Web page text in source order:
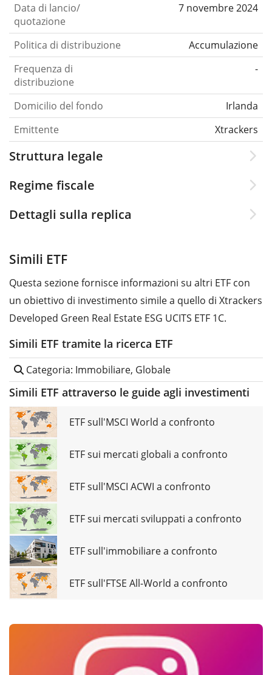
Data di lancio/
quotazione
7 novembre 2024
Politica di distribuzione
Accumulazione
Frequenza di
distribuzione
-
Domicilio del fondo
Irlanda
Emittente
Xtrackers
Struttura legale
Regime fiscale
Dettagli sulla replica
Simili ETF
Questa sezione fornisce informazioni su altri ETF con
un obiettivo di investimento simile a quello di Xtrackers
Developed Green Real Estate ESG UCITS ETF 1C.
Simili ETF tramite la ricerca ETF
Categoria: Immobiliare, Globale
Simili ETF attraverso le guide agli investimenti
ETF sull'MSCI World a confronto
ETF sui mercati globali a confronto
ETF sull'MSCI ACWI a confronto
ETF sui mercati sviluppati a confronto
ETF sull'immobiliare a confronto
ETF sull'FTSE All-World a confronto